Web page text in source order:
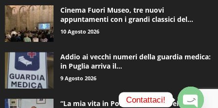
Cinema Fuori Museo, tre nuovi
appuntamenti con i grandi classici del...
10 Agosto 2026
Addio ai vecchi numeri della guardia medica:
in Puglia arriva il...
9 Agosto 2026
“La mia vita in Polizia”: Roberto Pellicone
Contattaci!